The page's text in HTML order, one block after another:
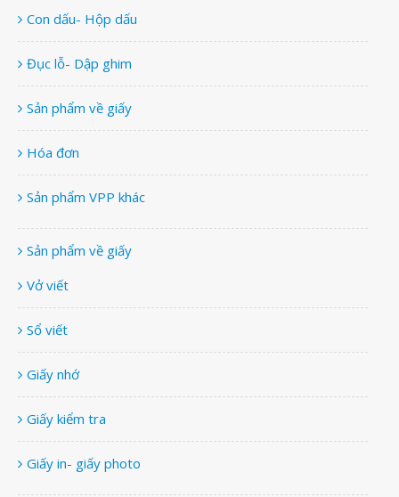
Con dấu- Hộp dấu
Đục lỗ- Dập ghim
Sản phẩm về giấy
Hóa đơn
Sản phẩm VPP khác
Sản phẩm về giấy
Vở viết
Sổ viết
Giấy nhớ
Giấy kiểm tra
Giấy in- giấy photo